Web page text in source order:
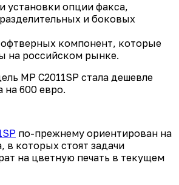
установки опции факса,
и боковых
компонент, которые
на российском рынке.
MP C2011SP стала дешевле
на 600 евро.
по-прежнему ориентирован на
в которых стоят задачи
на цветную печать в текущем